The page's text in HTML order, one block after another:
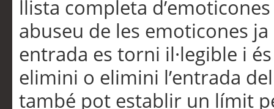
llista completa
abuseu de les emoticones
entrada es torni il·legible i
elimini o elimini l’entrada
també pot establir un límit